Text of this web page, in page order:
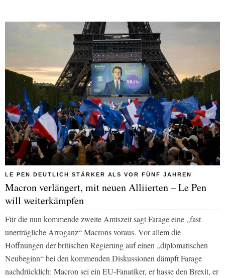
LE PEN DEUTLICH STÄRKER ALS VOR FÜNF JAHREN
Macron verlängert, mit neuen Alliierten – Le Pen
will weiterkämpfen
Für die nun kommende zweite Amtszeit sagt Farage eine „fast
unerträgliche Arroganz“ Macrons voraus. Vor allem die
Hoffnungen der britischen Regierung auf einen „diplomatischen
Neubeginn“ bei den kommenden Diskussionen dämpft Farage
nachdrücklich: Macron sei ein EU-Fanatiker, er hasse den Brexit, er